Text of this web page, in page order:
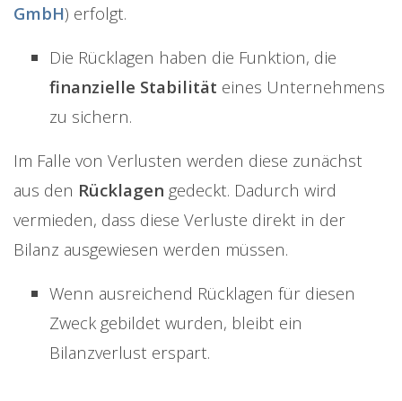
GmbH) erfolgt.
Die Rücklagen haben die Funktion, die
finanzielle Stabilität eines Unternehmens
zu sichern.
Im Falle von Verlusten werden diese zunächst
aus den Rücklagen gedeckt. Dadurch wird
vermieden, dass diese Verluste direkt in der
Bilanz ausgewiesen werden müssen.
Wenn ausreichend Rücklagen für diesen
Zweck gebildet wurden, bleibt ein
Bilanzverlust erspart.